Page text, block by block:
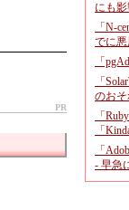
PR
にも
「N-
でに悪
「
「
のおそ
「
「
「
- 早急